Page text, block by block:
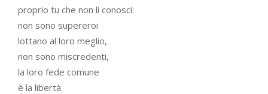
proprio tu che non li conosci:
non sono supereroi
lottano al loro meglio,
non sono miscredenti,
la loro fede comune
è la libertà.